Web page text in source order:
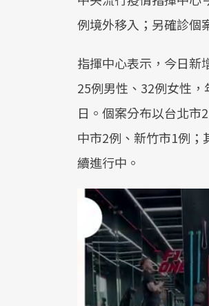
例境外移入；另確診個
指揮中心表示，今日新
25例男性、32例女性
日。個案分布以台北市
中市2例、新竹市1例
續進行中。